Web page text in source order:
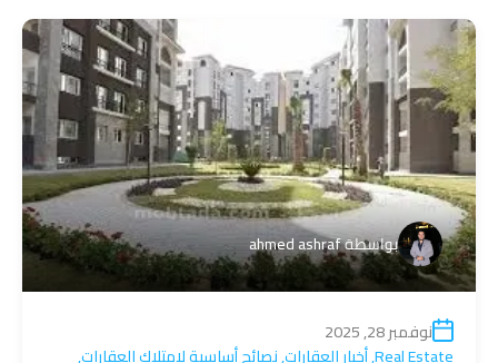
بواسطةahmed ashraf
نوفمبر 28, 2025
Real Estate
,أخبار العقارات,نصائح أساسية لامتلاك العقارات,